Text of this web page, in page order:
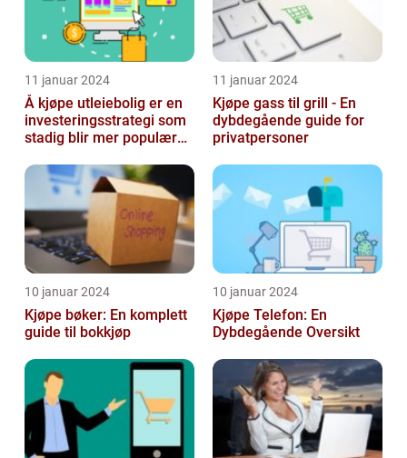
11 januar 2024
Å kjøpe utleiebolig er en
investeringsstrategi som
stadig blir mer populær
11 januar 2024
Kjøpe gass til grill - En
dybdegående guide for
privatpersoner
10 januar 2024
Kjøpe bøker: En komplett
guide til bokkjøp
10 januar 2024
Kjøpe Telefon: En
Dybdegående Oversikt